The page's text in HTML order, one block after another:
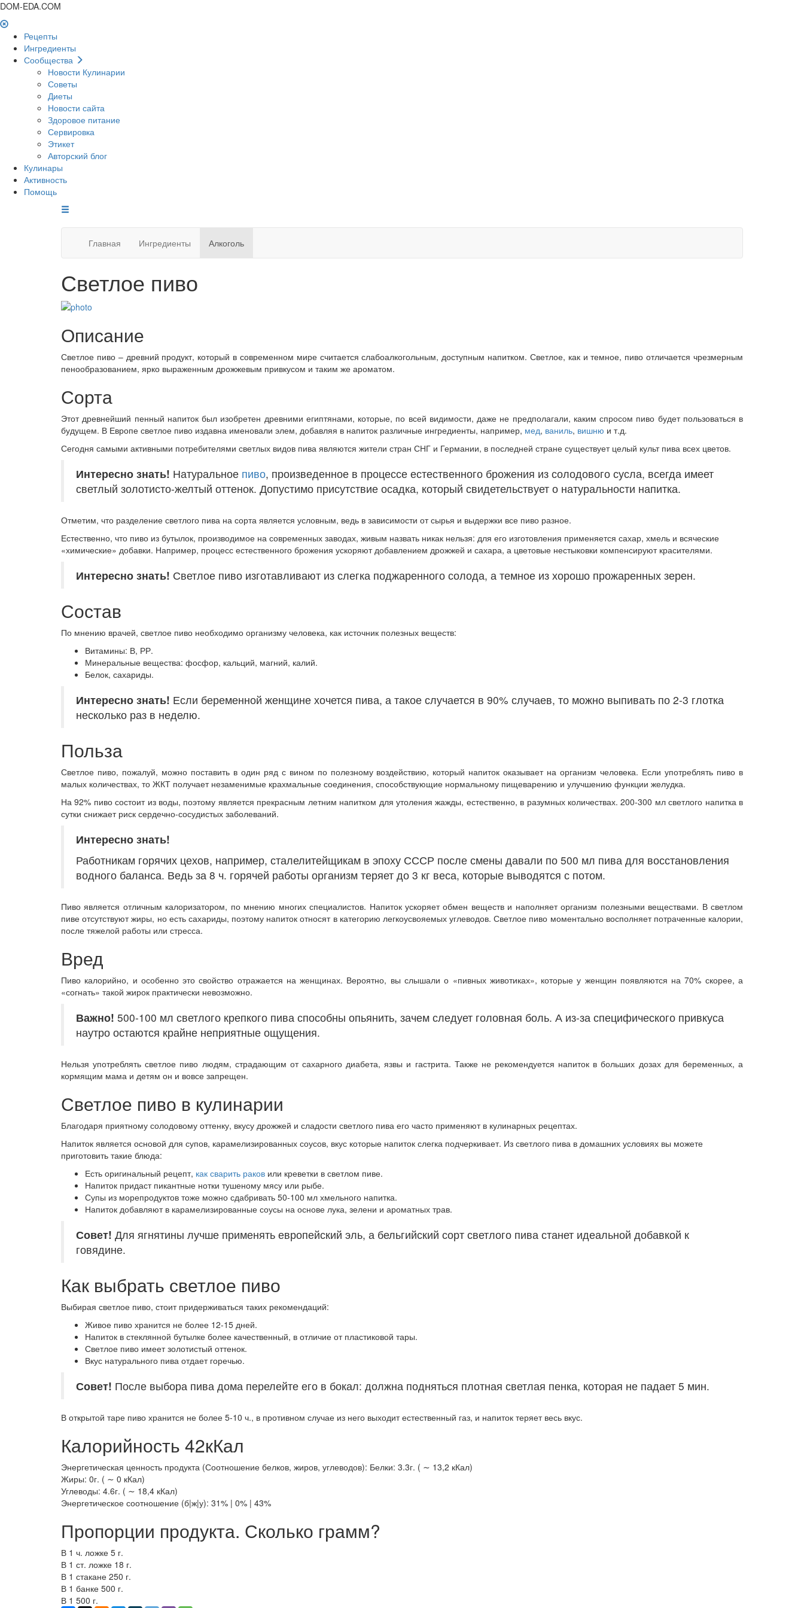
DOM-EDA.COM
Рецепты
Ингредиенты
Сообщества
Новости Кулинарии
Советы
Диеты
Новости сайта
Здоровое питание
Сервировка
Этикет
Авторский блог
Кулинары
Активность
Помощь
Главная Ингредиенты Алкоголь
Светлое пиво
Описание
Светлое пиво – древний продукт, который в современном мире считается слабоалкогольным, доступным напитком. Светлое, как и темное, пиво отличается чрезмерным
пенообразованием, ярко выраженным дрожжевым привкусом и таким же ароматом.
Сорта
Этот древнейший пенный напиток был изобретен древними египтянами, которые, по всей видимости, даже не предполагали, каким спросом пиво будет пользоваться в
будущем. В Европе светлое пиво издавна именовали элем, добавляя в напиток различные ингредиенты, например, мед, ваниль, вишню и т.д.
Сегодня самыми активными потребителями светлых видов пива являются жители стран СНГ и Германии, в последней стране существует целый культ пива всех цветов.
Интересно знать! Натуральное пиво, произведенное в процессе естественного брожения из солодового сусла, всегда имеет
светлый золотисто-желтый оттенок. Допустимо присутствие осадка, который свидетельствует о натуральности напитка.
Отметим, что разделение светлого пива на сорта является условным, ведь в зависимости от сырья и выдержки все пиво разное.
Естественно, что пиво из бутылок, производимое на современных заводах, живым назвать никак нельзя: для его изготовления применяется сахар, хмель и всяческие
«химические» добавки. Например, процесс естественного брожения ускоряют добавлением дрожжей и сахара, а цветовые нестыковки компенсируют красителями.
Интересно знать! Светлое пиво изготавливают из слегка поджаренного солода, а темное из хорошо прожаренных зерен.
Состав
По мнению врачей, светлое пиво необходимо организму человека, как источник полезных веществ:
Витамины: В, РР.
Минеральные вещества: фосфор, кальций, магний, калий.
Белок, сахариды.
Интересно знать! Если беременной женщине хочется пива, а такое случается в 90% случаев, то можно выпивать по 2-3 глотка
несколько раз в неделю.
Польза
Светлое пиво, пожалуй, можно поставить в один ряд с вином по полезному воздействию, который напиток оказывает на организм человека. Если употреблять пиво в
малых количествах, то ЖКТ получает незаменимые крахмальные соединения, способствующие нормальному пищеварению и улучшению функции желудка.
На 92% пиво состоит из воды, поэтому является прекрасным летним напитком для утоления жажды, естественно, в разумных количествах. 200-300 мл светлого напитка в
сутки снижает риск сердечно-сосудистых заболеваний.
Интересно знать!
Работникам горячих цехов, например, сталелитейщикам в эпоху СССР после смены давали по 500 мл пива для восстановления
водного баланса. Ведь за 8 ч. горячей работы организм теряет до 3 кг веса, которые выводятся с потом.
Пиво является отличным калоризатором, по мнению многих специалистов. Напиток ускоряет обмен веществ и наполняет организм полезными веществами. В светлом
пиве отсутствуют жиры, но есть сахариды, поэтому напиток относят в категорию легкоусвояемых углеводов. Светлое пиво моментально восполняет потраченные калории,
после тяжелой работы или стресса.
Вред
Пиво калорийно, и особенно это свойство отражается на женщинах. Вероятно, вы слышали о «пивных животиках», которые у женщин появляются на 70% скорее, а
«согнать» такой жирок практически невозможно.
Важно! 500-100 мл светлого крепкого пива способны опьянить, зачем следует головная боль. А из-за специфического привкуса
наутро остаются крайне неприятные ощущения.
Нельзя употреблять светлое пиво людям, страдающим от сахарного диабета, язвы и гастрита. Также не рекомендуется напиток в больших дозах для беременных, а
кормящим мама и детям он и вовсе запрещен.
Светлое пиво в кулинарии
Благодаря приятному солодовому оттенку, вкусу дрожжей и сладости светлого пива его часто применяют в кулинарных рецептах.
Напиток является основой для супов, карамелизированных соусов, вкус которые напиток слегка подчеркивает. Из светлого пива в домашних условиях вы можете
приготовить такие блюда:
Есть оригинальный рецепт, как сварить раков или креветки в светлом пиве.
Напиток придаст пикантные нотки тушеному мясу или рыбе.
Супы из морепродуктов тоже можно сдабривать 50-100 мл хмельного напитка.
Напиток добавляют в карамелизированные соусы на основе лука, зелени и ароматных трав.
Совет! Для ягнятины лучше применять европейский эль, а бельгийский сорт светлого пива станет идеальной добавкой к
говядине.
Как выбрать светлое пиво
Выбирая светлое пиво, стоит придерживаться таких рекомендаций:
Живое пиво хранится не более 12-15 дней.
Напиток в стеклянной бутылке более качественный, в отличие от пластиковой тары.
Светлое пиво имеет золотистый оттенок.
Вкус натурального пива отдает горечью.
Совет! После выбора пива дома перелейте его в бокал: должна подняться плотная светлая пенка, которая не падает 5 мин.
В открытой таре пиво хранится не более 5-10 ч., в противном случае из него выходит естественный газ, и напиток теряет весь вкус.
Калорийность 42кКал
Энергетическая ценность продукта (Соотношение белков, жиров, углеводов): Белки: 3.3г. ( ∼ 13,2 кКал)
Жиры: 0г. ( ∼ 0 кКал)
Углеводы: 4.6г. ( ∼ 18,4 кКал)
Энергетическое соотношение (б|ж|у): 31% | 0% | 43%
Пропорции продукта. Сколько грамм?
В 1 ч. ложке 5 г.
В 1 ст. ложке 18 г.
В 1 стакане 250 г.
В 1 банке 500 г.
В 1 500 г.